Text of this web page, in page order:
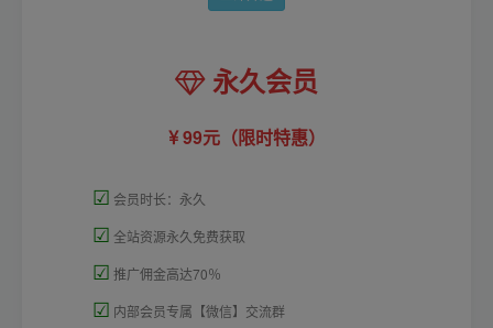
永久会员
99元（限时特惠）
☑ 会员时长：永久
☑ 全站资源永久免费获取
☑ 推广佣金高达70％
☑ 内部会员专属【微信】交流群